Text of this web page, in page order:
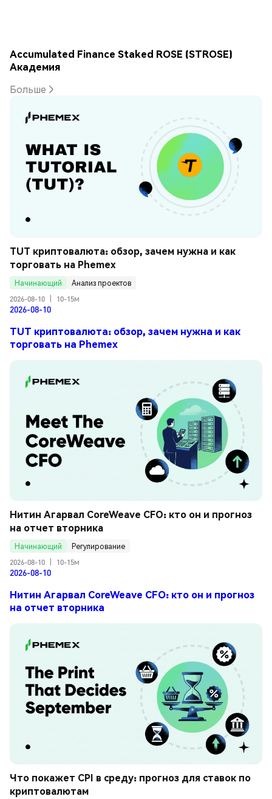
Accumulated Finance Staked ROSE (STROSE)
Академия
Больше
TUT криптовалюта: обзор, зачем нужна и как
торговать на Phemex
Начинающий
Анализ проектов
2026-08-10
10-15м
2026-08-10
TUT криптовалюта: обзор, зачем нужна и как
торговать на Phemex
Нитин Агарвал CoreWeave CFO: кто он и прогноз
на отчет вторника
Начинающий
Регулирование
2026-08-10
10-15м
2026-08-10
Нитин Агарвал CoreWeave CFO: кто он и прогноз
на отчет вторника
Что покажет CPI в среду: прогноз для ставок по
криптовалютам